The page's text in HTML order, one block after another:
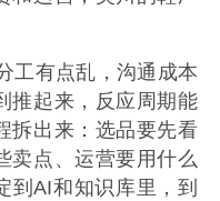
工有点乱，沟通成本
推起来，反应周期能
拆出来：选品要先看
卖点、运营要用什么
AI和知识库里，到